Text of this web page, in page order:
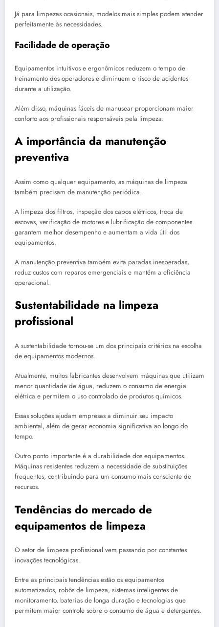
Já para limpezas ocasionais, modelos mais simples podem atender
perfeitamente às necessidades.
Facilidade de operação
Equipamentos intuitivos e ergonômicos reduzem o tempo de
treinamento dos operadores e diminuem o risco de acidentes
durante a utilização.
Além disso, máquinas fáceis de manusear proporcionam maior
conforto aos profissionais responsáveis pela limpeza.
A importância da manutenção
preventiva
Assim como qualquer equipamento, as máquinas de limpeza
também precisam de manutenção periódica.
A limpeza dos filtros, inspeção dos cabos elétricos, troca de
escovas, verificação de motores e lubrificação de componentes
garantem melhor desempenho e aumentam a vida útil dos
equipamentos.
A manutenção preventiva também evita paradas inesperadas,
reduz custos com reparos emergenciais e mantém a eficiência
operacional.
Sustentabilidade na limpeza
profissional
A sustentabilidade tornou-se um dos principais critérios na escolha
de equipamentos modernos.
Atualmente, muitos fabricantes desenvolvem máquinas que utilizam
menor quantidade de água, reduzem o consumo de energia
elétrica e permitem o uso controlado de produtos químicos.
Essas soluções ajudam empresas a diminuir seu impacto
ambiental, além de gerar economia significativa ao longo do
tempo.
Outro ponto importante é a durabilidade dos equipamentos.
Máquinas resistentes reduzem a necessidade de substituições
frequentes, contribuindo para um consumo mais consciente de
recursos.
Tendências do mercado de
equipamentos de limpeza
O setor de limpeza profissional vem passando por constantes
inovações tecnológicas.
Entre as principais tendências estão os equipamentos
automatizados, robôs de limpeza, sistemas inteligentes de
monitoramento, baterias de longa duração e tecnologias que
permitem maior controle sobre o consumo de água e detergentes.